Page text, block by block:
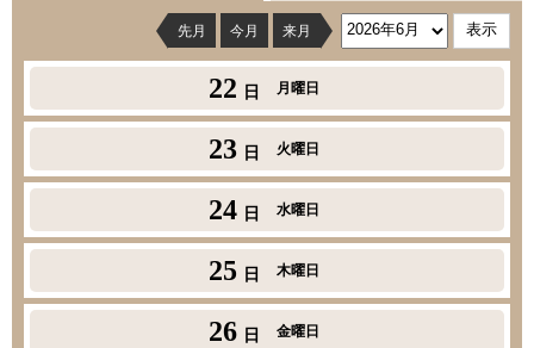
先月 今月 来月
22 日 月曜日
23 日 火曜日
24 日 水曜日
25 日 木曜日
26 日 金曜日